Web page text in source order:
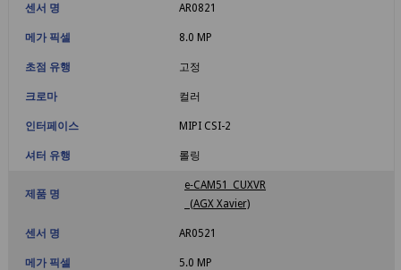
센서 명 AR0821
메가 픽셀 8.0 MP
초점 유행 고정
크로마 컬러
인터페이스 MIPI CSI-2
셔터 유행 롤링
제품 명
e‑CAM51_CUXVR
(AGX Xavier)
센서 명 AR0521
메가 픽셀 5.0 MP